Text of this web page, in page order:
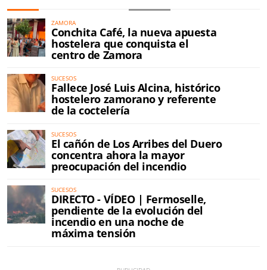
ZAMORA
Conchita Café, la nueva apuesta
hostelera que conquista el
centro de Zamora
SUCESOS
Fallece José Luis Alcina, histórico
hostelero zamorano y referente
de la coctelería
SUCESOS
El cañón de Los Arribes del Duero
concentra ahora la mayor
preocupación del incendio
SUCESOS
DIRECTO - VÍDEO | Fermoselle,
pendiente de la evolución del
incendio en una noche de
máxima tensión